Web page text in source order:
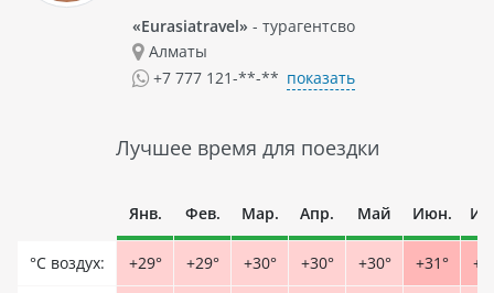
«Eurasiatravel» - турагентсво
Алматы
+7 777 121-**-** показать
Лучшее время для поездки
Янв. Фев. Мар. Апр. Май Июн.
°С воздух: +29° +29° +30° +30° +30° +31°